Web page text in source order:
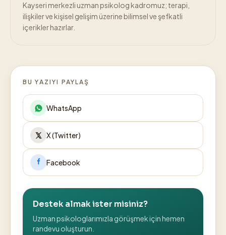
Kayseri merkezli uzman psikolog kadromuz; terapi,
ilişkiler ve kişisel gelişim üzerine bilimsel ve şefkatli
içerikler hazırlar.
BU YAZIYI PAYLAŞ
WhatsApp
X (Twitter)
Facebook
Destek almak ister misiniz?
Uzman psikologlarımızla görüşmek için hemen
randevu oluşturun.